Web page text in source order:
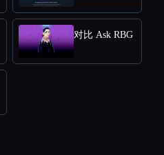
对比 Ask RBG